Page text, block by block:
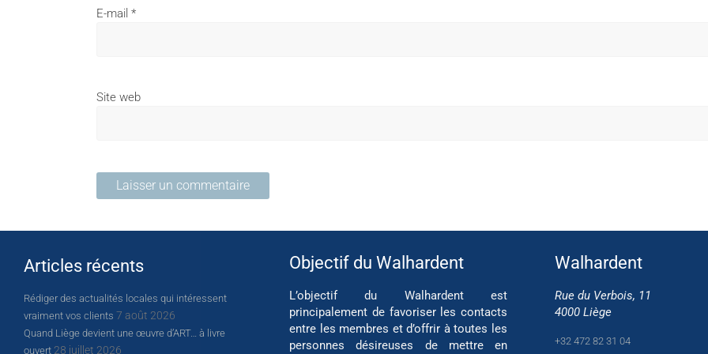
E-mail *
Site web
Articles récents
Rédiger des actualités locales qui intéressent
vraiment vos clients 7 août 2026
Quand Liège devient une œuvre d’ART… à livre
ouvert 28 juillet 2026
Objectif du Walhardent
L’objectif du Walhardent est
principalement de favoriser les contacts
entre les membres et d’offrir à toutes les
personnes désireuses de mettre en
Walhardent
Rue du Verbois, 11
4000 Liège
+32 472 82 31 04